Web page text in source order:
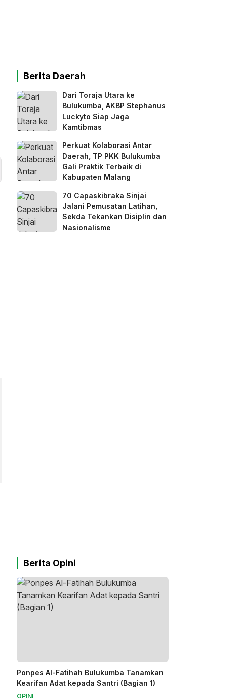
Berita Daerah
Dari Toraja Utara ke
Bulukumba, AKBP Stephanus
Luckyto Siap Jaga
Kamtibmas
Perkuat Kolaborasi Antar
Daerah, TP PKK Bulukumba
Gali Praktik Terbaik di
Kabupaten Malang
70 Capaskibraka Sinjai
Jalani Pemusatan Latihan,
Sekda Tekankan Disiplin dan
Nasionalisme
Berita Opini
Ponpes Al-Fatihah Bulukumba Tanamkan
Kearifan Adat kepada Santri (Bagian 1)
OPINI